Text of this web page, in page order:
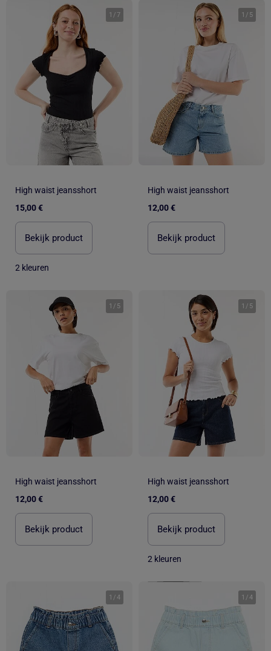
1 / 7
High waist jeansshort
15,00 €
Bekijk product
2 kleuren
1 / 5
High waist jeansshort
12,00 €
Bekijk product
1 / 5
High waist jeansshort
12,00 €
Bekijk product
1 / 5
High waist jeansshort
12,00 €
Bekijk product
2 kleuren
1 /4 1 /4